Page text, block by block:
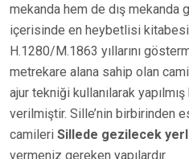
mekanda hem de dış mekanda
içerisinde en heybetlisi
H.1280/M.1863 yıllarını
metrekare alana sahip olan
ajur tekniği kullanılarak
verilmiştir. Sille’nin birbirinden
camileri Sillede gezilecek
vermeniz gereken yapılardır.